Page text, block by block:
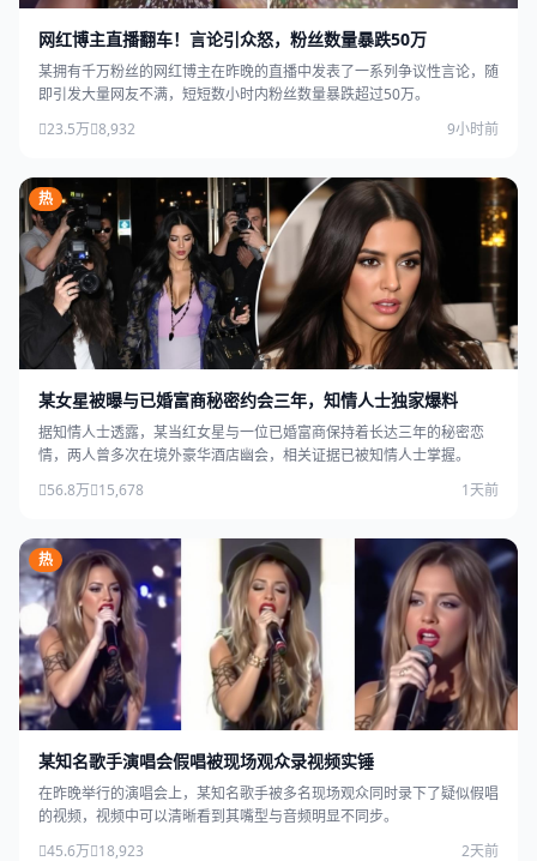
网红博主直播翻车！言论引众怒，粉丝数量暴跌50万
某拥有千万粉丝的网红博主在昨晚的直播中发表了一系列争议性言论，随
即引发大量网友不满，短短数小时内粉丝数量暴跌超过50万。
23.5万 8,932 9小时前
热
某女星被曝与已婚富商秘密约会三年，知情人士独家爆料
据知情人士透露，某当红女星与一位已婚富商保持着长达三年的秘密恋
情，两人曾多次在境外豪华酒店幽会，相关证据已被知情人士掌握。
56.8万 15,678 1天前
热
某知名歌手演唱会假唱被现场观众录视频实锤
在昨晚举行的演唱会上，某知名歌手被多名现场观众同时录下了疑似假唱
的视频，视频中可以清晰看到其嘴型与音频明显不同步。
45.6万 18,923 2天前